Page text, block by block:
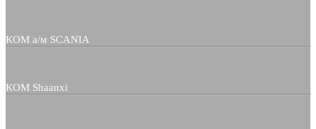
КОМ а/м SCANIA
КОМ Shaanxi